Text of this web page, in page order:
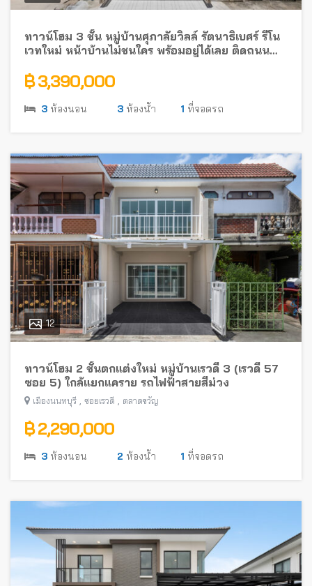
ทาวน์โฮม 3 ชั้น หมู่บ้านศุภาลัยวิลล์ รัตนาธิเบศร์ รีโน
เวทใหม่ หน้าบ้านไม่ชนใคร พร้อมอยู่ได้เลย ติดถนน
฿ 3,390,000
3 ห้องนอน 3 ห้องน้ำ 1 ที่จอดรถ
12
ทาวน์โฮม 2 ชั้นตกแต่งใหม่ หมู่บ้านเรวดี 3 (เรวดี 57
ซอย 5) ใกล้แยกแคราย รถไฟฟ้าสายสีม่วง
เมืองนนทบุรี , ซอยเรวดี , ตลาดขวัญ
฿ 2,290,000
3 ห้องนอน 2 ห้องน้ำ 1 ที่จอดรถ